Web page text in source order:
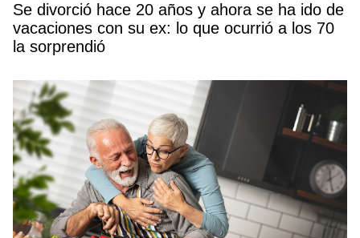
Se divorció hace 20 años y ahora se ha ido de
vacaciones con su ex: lo que ocurrió a los 70
la sorprendió